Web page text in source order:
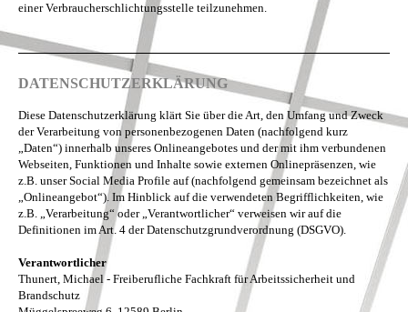
einer Verbraucherschlichtungsstelle teilzunehmen.
DATENSCHUTZERKLÄRUNG
Diese Datenschutzerklärung klärt Sie über die Art, den Umfang und Zweck
der Verarbeitung von personenbezogenen Daten (nachfolgend kurz
„Daten“) innerhalb unseres Onlineangebotes und der mit ihm verbundenen
Webseiten, Funktionen und Inhalte sowie externen Onlinepräsenzen, wie
z.B. unser Social Media Profile auf (nachfolgend gemeinsam bezeichnet als
„Onlineangebot“). Im Hinblick auf die verwendeten Begrifflichkeiten, wie
z.B. „Verarbeitung“ oder „Verantwortlicher“ verweisen wir auf die
Definitionen im Art. 4 der Datenschutzgrundverordnung (DSGVO).
Verantwortlicher
Thunert, Michael - Freiberufliche Fachkraft für Arbeitssicherheit und
Brandschutz